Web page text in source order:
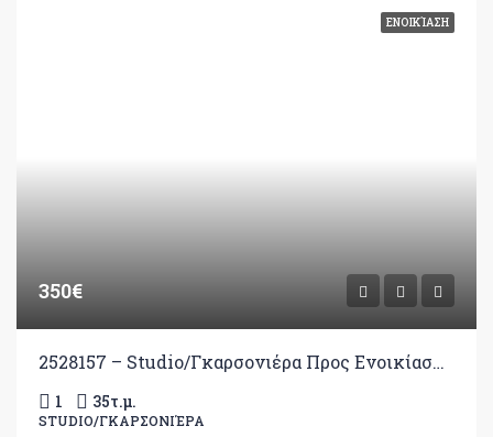
ΕΝΟΙΚΊΑΣΗ
350€
2528157 – Studio/Γκαρσονιέρα Προς Ενοικίαση, Ιωάννινα, 35 τ.μ., €350
1 35τ.μ.
STUDIO/ΓΚΑΡΣΟΝΙΈΡΑ